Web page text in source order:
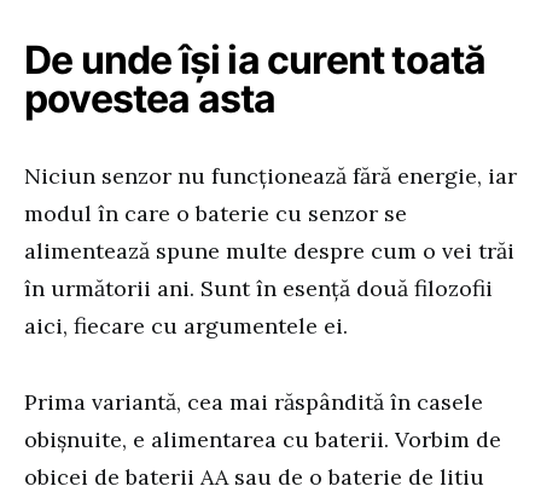
De unde își ia curent toată
povestea asta
Niciun senzor nu funcționează fără energie, iar
modul în care o baterie cu senzor se
alimentează spune multe despre cum o vei trăi
în următorii ani. Sunt în esență două filozofii
aici, fiecare cu argumentele ei.
Prima variantă, cea mai răspândită în casele
obișnuite, e alimentarea cu baterii. Vorbim de
obicei de baterii AA sau de o baterie de litiu